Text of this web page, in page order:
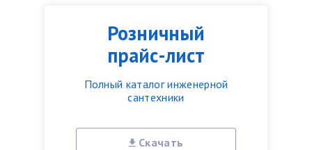
Розничный
прайс-лист
Полный каталог инженерной
сантехники
Скачать